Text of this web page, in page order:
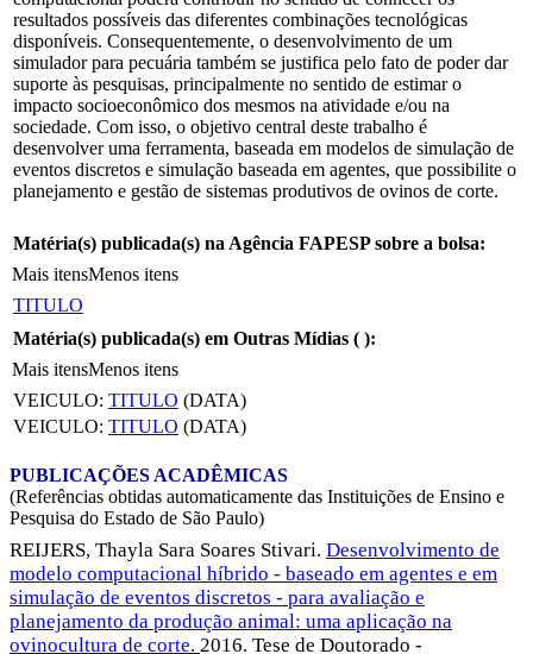
resultados possíveis das diferentes combinações tecnológicas
disponíveis. Consequentemente, o desenvolvimento de um
simulador para pecuária também se justifica pelo fato de poder dar
suporte às pesquisas, principalmente no sentido de estimar o
impacto socioeconômico dos mesmos na atividade e/ou na
sociedade. Com isso, o objetivo central deste trabalho é
desenvolver uma ferramenta, baseada em modelos de simulação de
eventos discretos e simulação baseada em agentes, que possibilite o
planejamento e gestão de sistemas produtivos de ovinos de corte.
Matéria(s) publicada(s) na Agência FAPESP sobre a bolsa:
Mais itensMenos itens
TITULO
Matéria(s) publicada(s) em Outras Mídias ( ):
Mais itensMenos itens
VEICULO: TITULO (DATA)
VEICULO: TITULO (DATA)
PUBLICAÇÕES ACADÊMICAS
(Referências obtidas automaticamente das Instituições de Ensino e
Pesquisa do Estado de São Paulo)
REIJERS, Thayla Sara Soares Stivari. Desenvolvimento de
modelo computacional híbrido - baseado em agentes e em
simulação de eventos discretos - para avaliação e
planejamento da produção animal: uma aplicação na
ovinocultura de corte. 2016. Tese de Doutorado -